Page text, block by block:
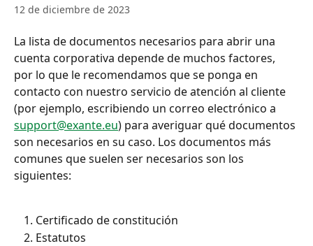
12 de diciembre de 2023
La lista de documentos necesarios para abrir una
cuenta corporativa depende de muchos factores,
por lo que le recomendamos que se ponga en
contacto con nuestro servicio de atención al cliente
(por ejemplo, escribiendo un correo electrónico a
support@exante.eu) para averiguar qué documentos
son necesarios en su caso. Los documentos más
comunes que suelen ser necesarios son los
siguientes:
Certificado de constitución
Estatutos